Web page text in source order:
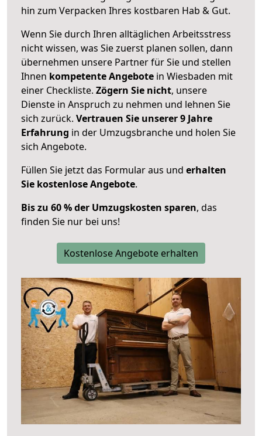
hin zum Verpacken Ihres kostbaren Hab & Gut.
Wenn Sie durch Ihren alltäglichen Arbeitsstress
nicht wissen, was Sie zuerst planen sollen, dann
übernehmen unsere Partner für Sie und stellen
Ihnen kompetente Angebote in Wiesbaden mit
einer Checkliste. Zögern Sie nicht, unsere
Dienste in Anspruch zu nehmen und lehnen Sie
sich zurück. Vertrauen Sie unserer 9 Jahre
Erfahrung in der Umzugsbranche und holen Sie
sich Angebote.
Füllen Sie jetzt das Formular aus und erhalten
Sie kostenlose Angebote.
Bis zu 60 % der Umzugskosten sparen, das
finden Sie nur bei uns!
Kostenlose Angebote erhalten